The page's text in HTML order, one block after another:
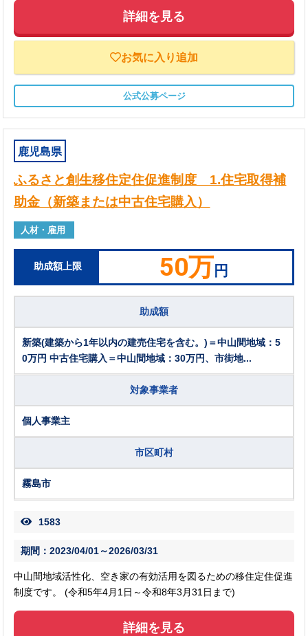
詳細を見る
お気に入り追加
公式公募ページ
鹿児島県
ふるさと創生移住定住促進制度 1.住宅取得補
助金（新築または中古住宅購入）
人材・雇用
助成額上限 50万円
助成額
新築(建築から1年以内の建売住宅を含む。)＝中山間地域：5
0万円 中古住宅購入＝中山間地域：30万円、市街地...
対象事業者
個人事業主
市区町村
霧島市
1583
期間：2023/04/01～2026/03/31
中山間地域活性化、空き家の有効活用を図るための移住定住促進
制度です。 (令和5年4月1日～令和8年3月31日まで)
詳細を見る